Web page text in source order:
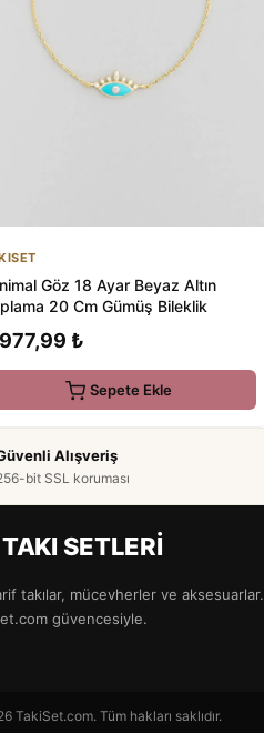
Göz 18 Ayar Beyaz Altın
20 Cm Gümüş Bileklik
₺
Sepete Ekle
Alışveriş
bit SSL koruması
TAKI SETLERİ
takılar, mücevherler ve aksesuarlar.
güvencesiyle.
TakiSet.com. Tüm hakları saklıdır.